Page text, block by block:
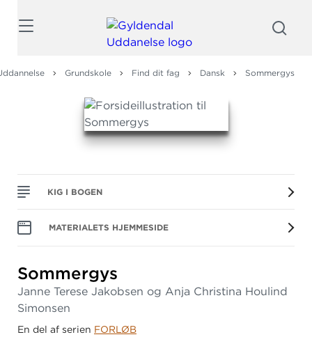
Grundskole Find dit fag Dansk Sommergys
KIG I BOGEN
MATERIALETS HJEMMESIDE
Sommergys
Janne Terese Jakobsen og Anja Christina Houlind
Simonsen
En del af serien FORLØB